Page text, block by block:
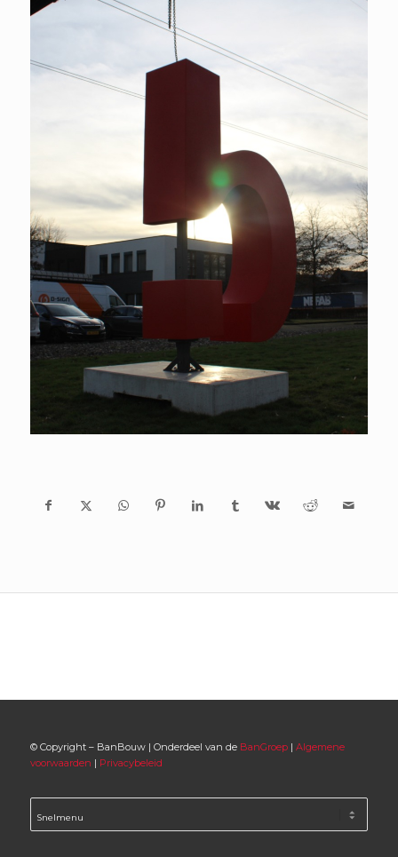
© Copyright – BanBouw | Onderdeel van de BanGroep| Algemene
voorwaarden | Privacybeleid